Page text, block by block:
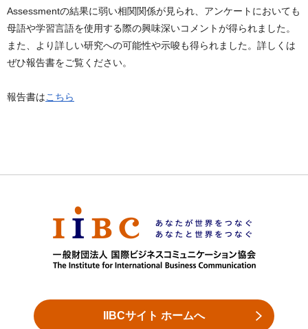
Assessmentの結果に弱い相関関係が見られ、アンケートにおいても
母語や学習言語を使用する際の興味深いコメントが得られました。
また、より詳しい研究への可能性や示唆も得られました。詳しくは
ぜひ報告書をご覧ください。
報告書はこちら
IIBCサイト ホームへ